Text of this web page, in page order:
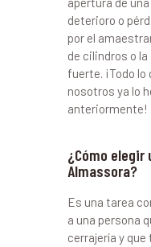
deterioro o
por el
de cilindros o
fuerte. ¡Todo
nosotros ya lo
anteriormente!
¿Cómo elegir
Almassora?
Es una tarea
a una persona
cerrajería y que